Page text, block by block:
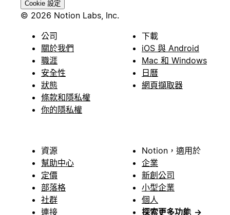
Cookie 設定
© 2026 Notion Labs, Inc.
公司
關於我們
職涯
安全性
狀態
條款和隱私權
你的隱私權
下載
iOS 與 Android
Mac 和 Windows
日曆
網頁擷取器
資源
幫助中心
定價
部落格
社群
連接
Notion，適用於
企業
新創公司
小型企業
個人
探索更多功能 →